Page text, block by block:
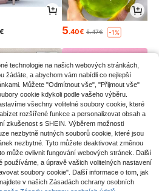
5.40€ 5.47€ -1%
3.35€ 3.38€
technologie na našich webových stránkách,
žádáte, a abychom vám nabídli co nejlepší
Můžete "Odmítnout vše", "Přijmout vše"
cookie kdykoli podle vašeho výběru.
všechny volitelné soubory cookie, které
rozšířené funkce a personalizovat obsah a
zkušenost s SHEIN. Výběrem možnosti
nezbytně nutných souborů cookie, které jsou
nezbytné. Tyto můžete deaktivovat změnou
může ovlivnit fungování webových stránek. Další
používáme, a úpravě vašich volitelných nastavení
soubory cookie". Další informace o tom, jak
v našich Zásadách ochrany osobních